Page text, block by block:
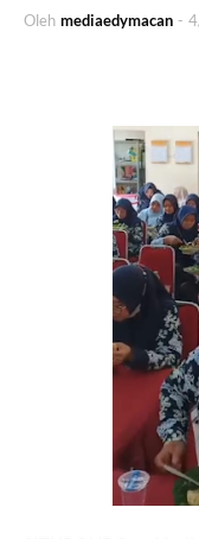
Oleh mediaedymacan -